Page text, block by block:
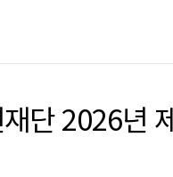
단 2026년